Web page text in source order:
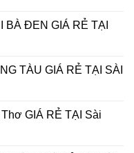
BÀ ĐEN GIÁ RẺ TẠI
TÀU GIÁ RẺ TẠI SÀI
GIÁ RẺ TẠI Sài